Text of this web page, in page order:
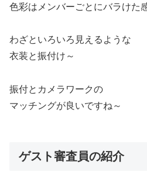
色彩はメンバーごとにバラけた
わざといろいろ見えるような
衣装と振付け～
振付とカメラワークの
マッチングが良いですね～
ゲスト審査員の紹介